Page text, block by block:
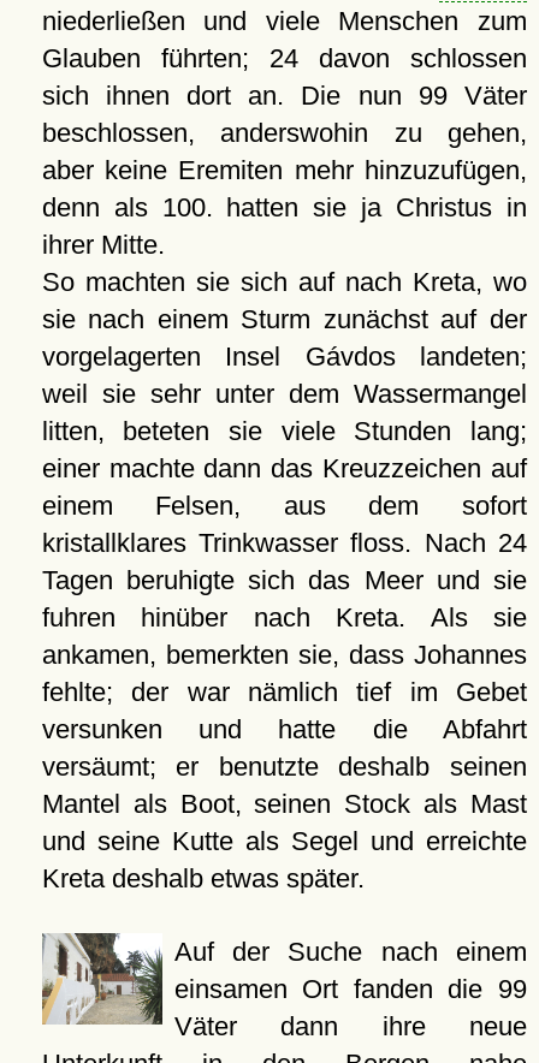
niederließen und viele Menschen zum
Glauben führten; 24 davon schlossen
sich ihnen dort an. Die nun 99 Väter
beschlossen, anderswohin zu gehen,
aber keine Eremiten mehr hinzuzufügen,
denn als 100. hatten sie ja Christus in
ihrer Mitte.
So machten sie sich auf nach Kreta, wo
sie nach einem Sturm zunächst auf der
vorgelagerten Insel Gávdos landeten;
weil sie sehr unter dem Wassermangel
litten, beteten sie viele Stunden lang;
einer machte dann das Kreuzzeichen auf
einem Felsen, aus dem sofort
kristallklares Trinkwasser floss. Nach 24
Tagen beruhigte sich das Meer und sie
fuhren hinüber nach Kreta. Als sie
ankamen, bemerkten sie, dass Johannes
fehlte; der war nämlich tief im Gebet
versunken und hatte die Abfahrt
versäumt; er benutzte deshalb seinen
Mantel als Boot, seinen Stock als Mast
und seine Kutte als Segel und erreichte
Kreta deshalb etwas später.
Auf der Suche nach einem
einsamen Ort fanden die 99
Väter dann ihre neue